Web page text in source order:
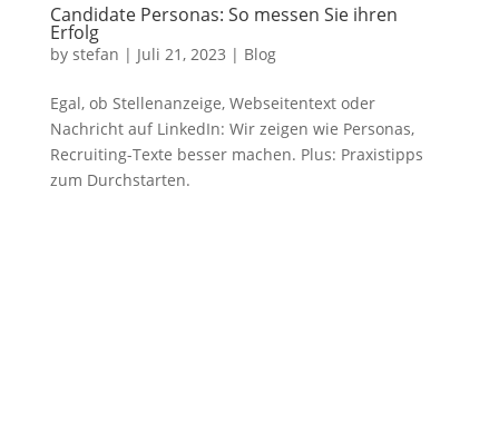
Candidate Personas: So messen Sie ihren
Erfolg
by stefan | Juli 21, 2023 | Blog
Egal, ob Stellenanzeige, Webseitentext oder
Nachricht auf LinkedIn: Wir zeigen wie Personas,
Recruiting-Texte besser machen. Plus: Praxistipps
zum Durchstarten.